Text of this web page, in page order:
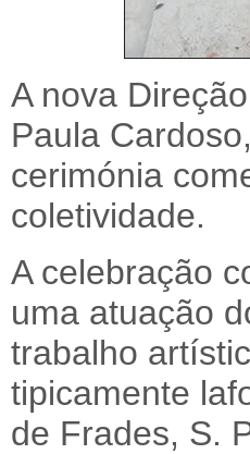
A nova
Paula
cerimónia
coletividade.
A celebração
uma atuação
trabalho
tipicamente
de Frades, S.